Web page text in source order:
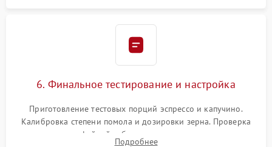
6. Финальное тестирование и настройка
Приготовление тестовых порций эспрессо и капучино.
Калибровка степени помола и дозировки зерна. Проверка
плотности кофейной таблетки, температуры напитка и
Подробнее